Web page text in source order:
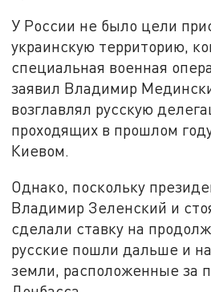
У России не было цели
украинскую территорию,
специальная военная
заявил Владимир
возглавлял русскую
проходящих в прошлом
Киевом.
Однако, поскольку
Владимир Зеленский и
сделали ставку на
русские пошли дальше и
земли, расположенные за